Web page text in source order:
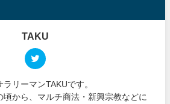
TAKU
リーマンTAKUです。
頃から、マルチ商法・新興宗教などに